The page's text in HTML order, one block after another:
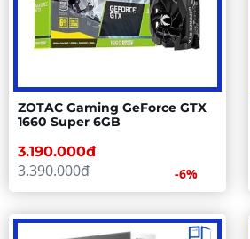
ZOTAC Gaming GeForce GTX
1660 Super 6GB
3.190.000đ
3.390.000đ -6%